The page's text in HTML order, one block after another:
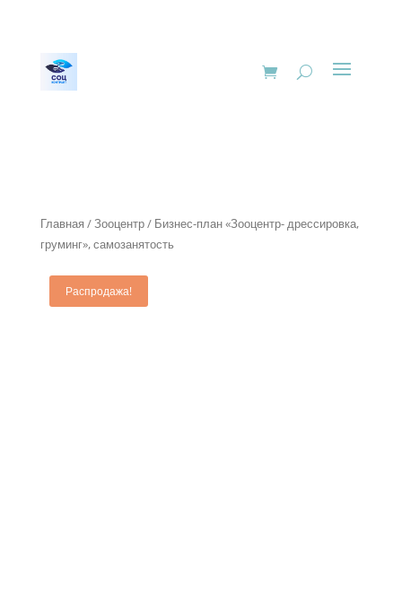
Главная /Зооцентр/ Бизнес-план «Зооцентр- дрессировка,
груминг», самозанятость
Распродажа!